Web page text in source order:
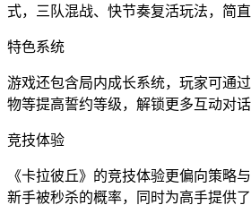
式，三队混战、快节奏复活玩法，简
特色系统
游戏还包含局内成长系统，玩家可通
物等提高誓约等级，解锁更多互动对话
竞技体验
《卡拉彼丘》的竞技体验更偏向策略
新手被秒杀的概率，同时为高手提供了